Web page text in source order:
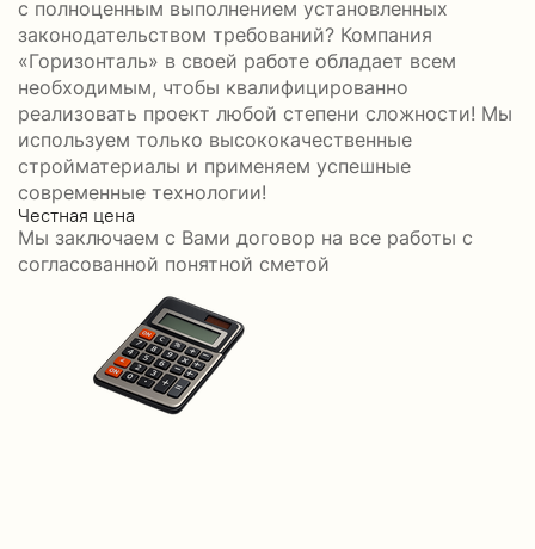
с полноценным выполнением установленных
законодательством требований? Компания
«Горизонталь» в своей работе обладает всем
необходимым, чтобы квалифицированно
реализовать проект любой степени сложности! Мы
используем только высококачественные
стройматериалы и применяем успешные
современные технологии!
Честная цена
Мы заключаем с Вами договор на все работы с
согласованной понятной сметой